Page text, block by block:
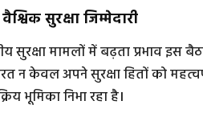
सुरक्षा जिम्मेदारी
सुरक्षा मामलों में बढ़ता प्रभाव
न केवल अपने सुरक्षा हितों को
भूमिका निभा रहा है।